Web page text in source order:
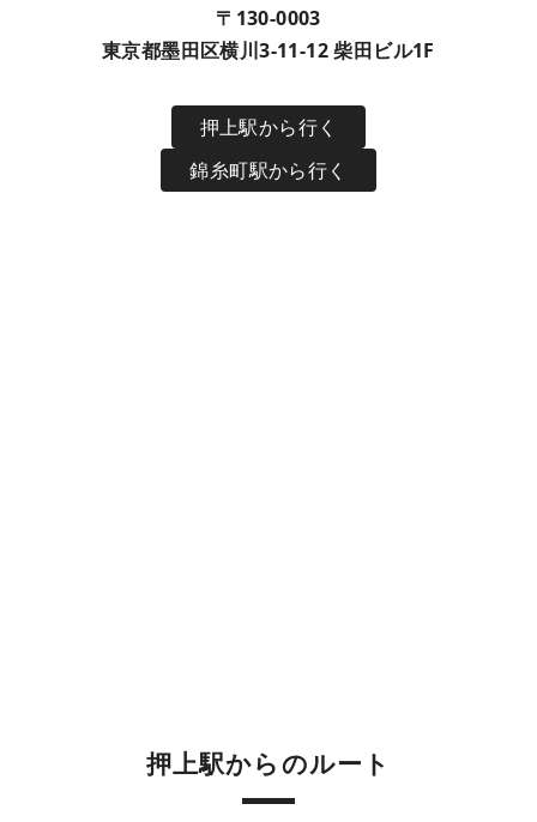
〒130-0003
東京都墨田区横川3-11-12 柴田ビル1F
押上駅から行く
錦糸町駅から行く
押上駅からのルート